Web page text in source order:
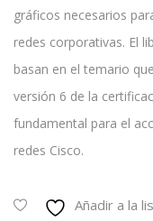
gráficos necesarios
redes corporativas. El
basan en el temario
versión 6 de la
fundamental para el
redes Cisco.
Añadir a la